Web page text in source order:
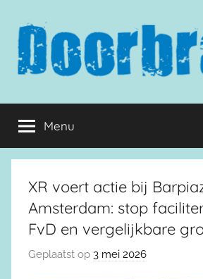
inhoud
springen
Doorbraak.eu
Menu
XR voert actie bij
Amsterdam: stop
FvD en vergelijkbare
Geplaatst op 3 mei 2026